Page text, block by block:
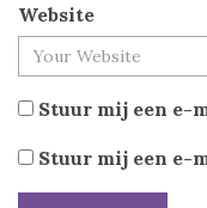
Website
Stuur mij een e-
Stuur mij een e-